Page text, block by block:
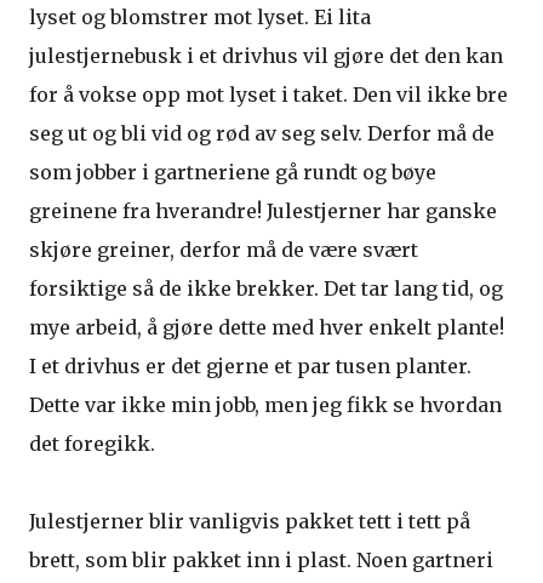
lyset og blomstrer mot lyset. Ei lita
julestjernebusk i et drivhus vil gjøre det den kan
for å vokse opp mot lyset i taket. Den vil ikke bre
seg ut og bli vid og rød av seg selv. Derfor må de
som jobber i gartneriene gå rundt og bøye
greinene fra hverandre! Julestjerner har ganske
skjøre greiner, derfor må de være svært
forsiktige så de ikke brekker. Det tar lang tid, og
mye arbeid, å gjøre dette med hver enkelt plante!
I et drivhus er det gjerne et par tusen planter.
Dette var ikke min jobb, men jeg fikk se hvordan
det foregikk.
Julestjerner blir vanligvis pakket tett i tett på
brett, som blir pakket inn i plast. Noen gartneri